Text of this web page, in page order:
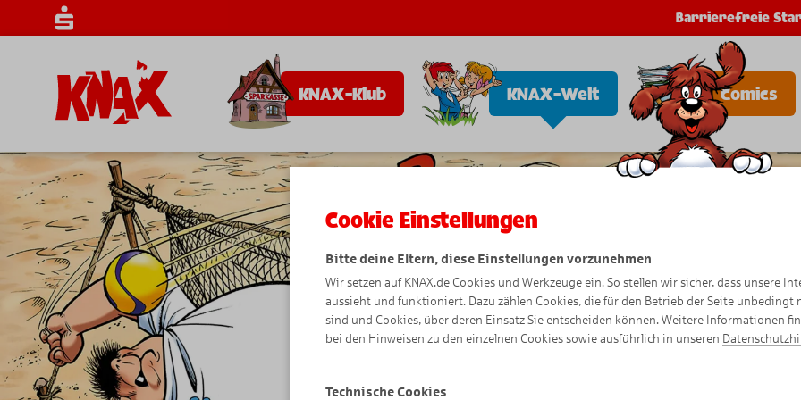
Barrierefreie
KNAX-Klub KNAX-Welt Comics
Cookie Einstellungen
Bitte deine Eltern, diese Einstellungen vorzunehmen
Wir setzen auf KNAX.de Cookies und Werkzeuge ein. So stellen wir sicher, dass unsere
aussieht und funktioniert. Dazu zählen Cookies, die für den Betrieb der Seite unbedingt
sind und Cookies, über deren Einsatz Sie entscheiden können. Weitere Informationen
bei den Hinweisen zu den einzelnen Cookies sowie ausführlich in unseren
Technische Cookies